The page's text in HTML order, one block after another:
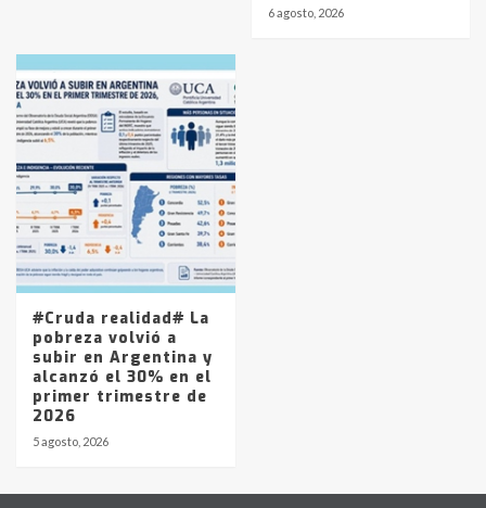
6 agosto, 2026
#Cruda realidad# La
pobreza volvió a
subir en Argentina y
alcanzó el 30% en el
primer trimestre de
2026
5 agosto, 2026